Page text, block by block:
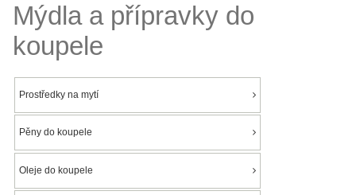
Mýdla a přípravky do
koupele
Prostředky na mytí
Pěny do koupele
Oleje do koupele